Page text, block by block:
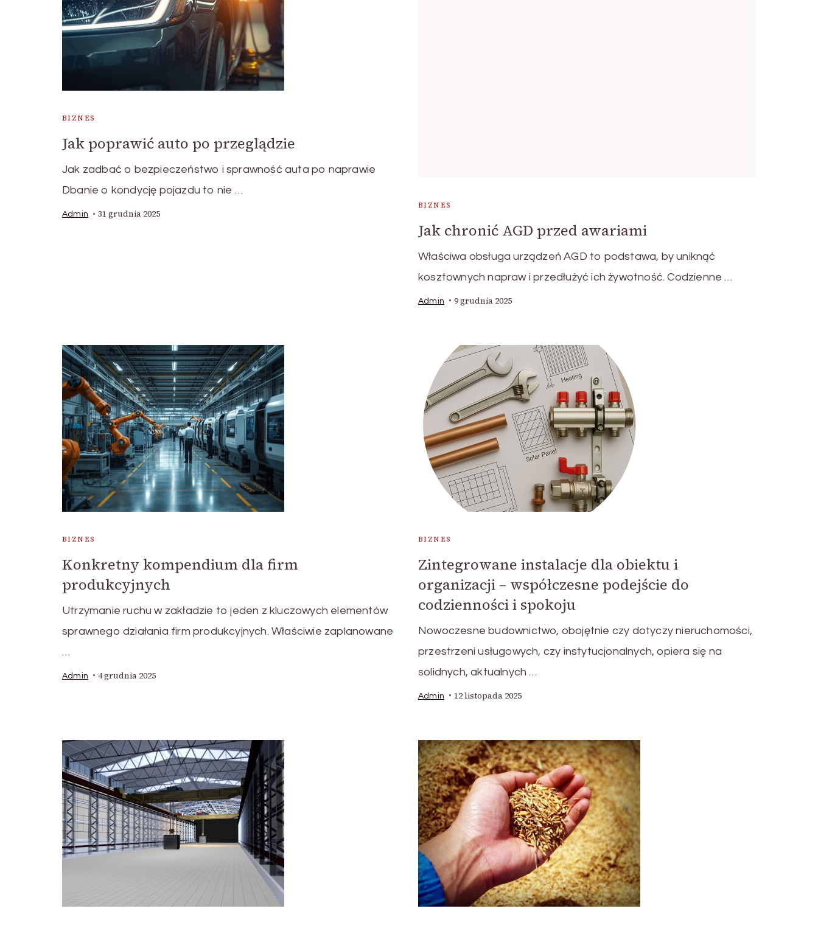
BIZNES
Jak poprawić auto po przeglądzie
Jak zadbać o bezpieczeństwo i sprawność auta po naprawie
Dbanie o kondycję pojazdu to nie …
Admin 31 grudnia 2025
BIZNES
Jak chronić AGD przed awariami
Właściwa obsługa urządzeń AGD to podstawa, by uniknąć
kosztownych napraw i przedłużyć ich żywotność. Codzienne …
Admin 9 grudnia 2025
BIZNES
Konkretny kompendium dla firm
produkcyjnych
Utrzymanie ruchu w zakładzie to jeden z kluczowych elementów
sprawnego działania firm produkcyjnych. Właściwie zaplanowane
…
Admin 4 grudnia 2025
BIZNES
Zintegrowane instalacje dla obiektu i
organizacji – współczesne podejście do
codzienności i spokoju
Nowoczesne budownictwo, obojętnie czy dotyczy nieruchomości,
przestrzeni usługowych, czy instytucjonalnych, opiera się na
solidnych, aktualnych …
Admin 12 listopada 2025